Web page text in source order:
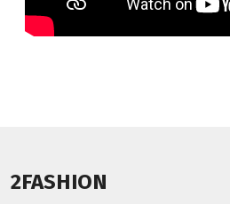
2FASHION